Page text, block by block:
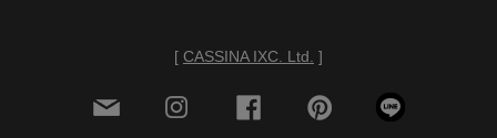
[ CASSINA IXC. Ltd. ]